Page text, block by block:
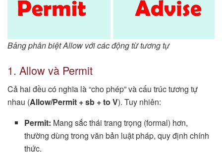
Bảng phân biệt Allow với các động từ tương tự
1. Allow và Permit
Cả hai đều có nghĩa là “cho phép” và cấu trúc tương tự
nhau (Allow/Permit + sb + to V). Tuy nhiên:
Permit: Mang sắc thái trang trọng (formal) hơn,
thường dùng trong văn bản luật pháp, quy định chính
thức.